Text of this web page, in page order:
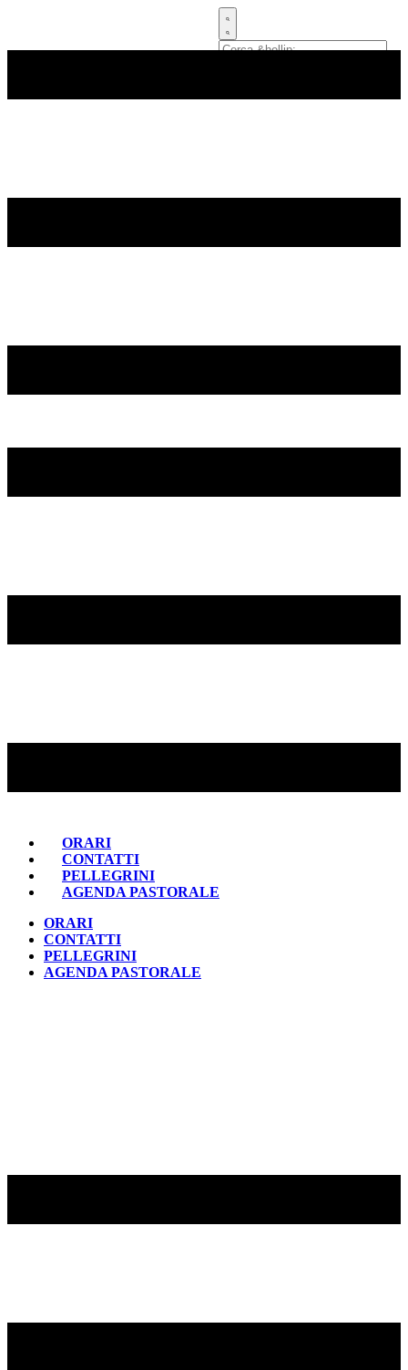
ORARI
CONTATTI
PELLEGRINI
AGENDA PASTORALE
ORARI
CONTATTI
PELLEGRINI
AGENDA PASTORALE